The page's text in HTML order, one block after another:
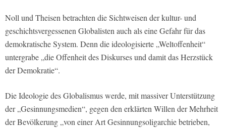
Noll und Theisen betrachten die Sichtweisen der kultur- und
geschichtsvergessenen Globalisten auch als eine Gefahr für das
demokratische System. Denn die ideologisierte „Weltoffenheit“
untergrabe „die Offenheit des Diskurses und damit das Herzstück
der Demokratie“.
Die Ideologie des Globalismus werde, mit massiver Unterstützung
der „Gesinnungsmedien“, gegen den erklärten Willen der Mehrheit
der Bevölkerung „von einer Art Gesinnungsoligarchie betrieben,